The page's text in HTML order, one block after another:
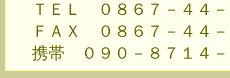
ＴＥＬ ０８６７－４４
ＦＡＸ ０８６７－４４
携帯 ０９０－８７１４